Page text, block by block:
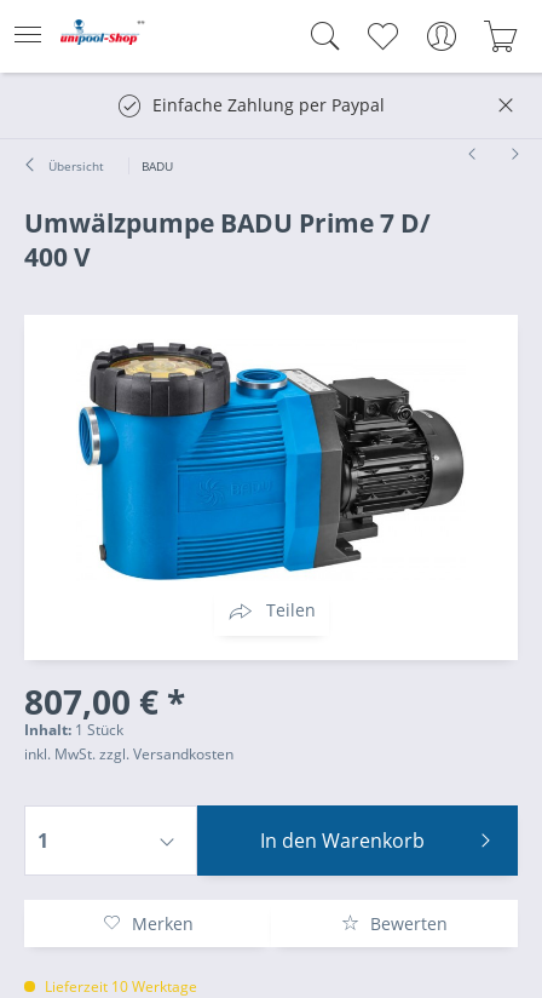
Einfache Zahlung per Paypal
Übersicht BADU
Umwälzpumpe BADU Prime 7 D/
400 V
Teilen
807,00 € *
Inhalt: 1 Stück
inkl. MwSt.zzgl. Versandkosten
In den Warenkorb
Merken Bewerten
Lieferzeit 10 Werktage